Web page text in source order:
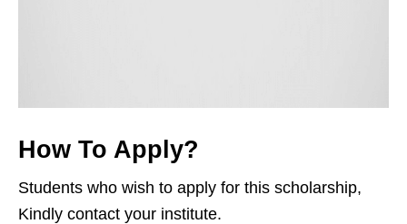
How To Apply?
Students who wish to apply for this scholarship,
Kindly contact your institute.